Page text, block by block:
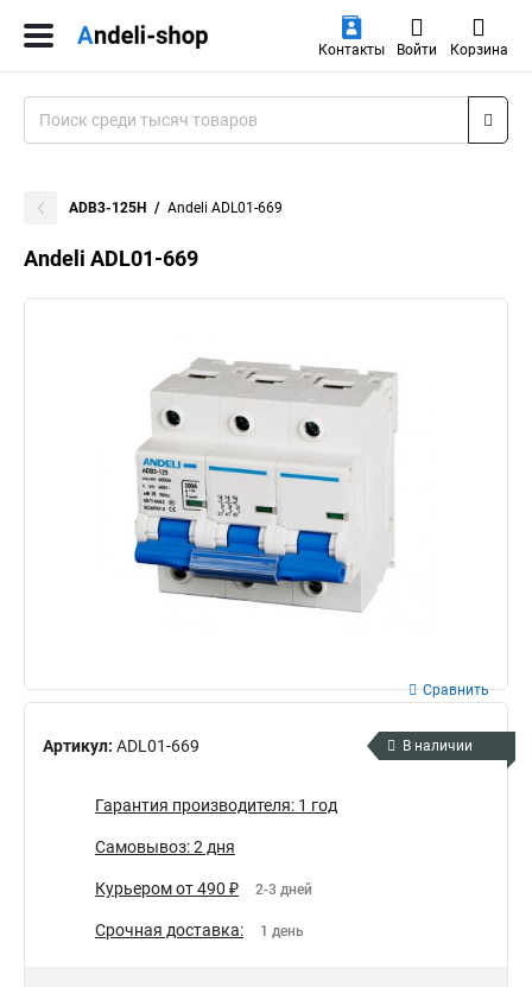
Контакты Войти Корзина
ADB3-125H Andeli ADL01-669
Andeli ADL01-669
Артикул: ADL01-669
Сравнить
В наличии
Гарантия производителя: 1 год
Самовывоз: 2 дня
Курьером от 490 ₽ 2-3 дней
Срочная доставка: 1 день